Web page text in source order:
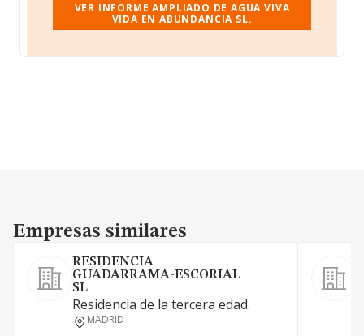
VER INFORME AMPLIADO DE AGUA VIVA
VIDA EN ABUNDANCIA SL.
Empresas similares
Empresas similares
RESIDENCIA
GUADARRAMA-ESCORIAL
SL
Residencia de la tercera edad.
MADRID